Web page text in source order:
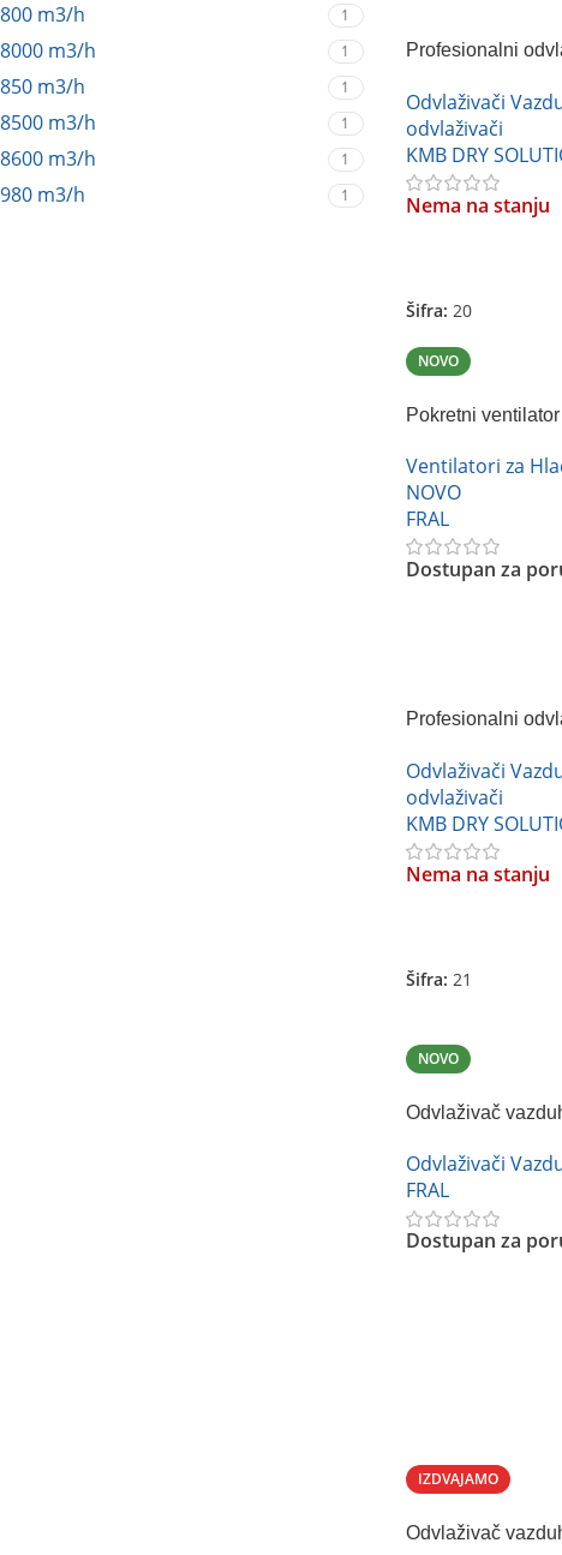
800 m3/h 1
8000 m3/h 1
850 m3/h 1
8500 m3/h 1
8600 m3/h 1
980 m3/h 1
Profesionalni
Odvlaživači
odvlaživači
KMB DRY
Nema na stanju
Šifra: 20
NOVO
Pokretni
Ventilatori za
NOVO
FRAL
Dostupan za
Profesionalni
Odvlaživači
odvlaživači
KMB DRY
Nema na stanju
Šifra: 21
NOVO
Odvlaživač
Odvlaživači
FRAL
Dostupan za
IZDVAJAMO
Odvlaživač